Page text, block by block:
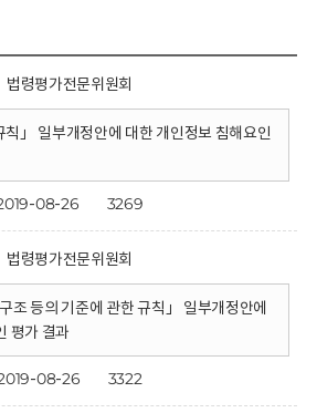
법령평가전문위원회
칙」 일부개정안에 대한 개인정보 침해요인
08-26 3269
법령평가전문위원회
조 등의 기준에 관한 규칙」 일부개정안에
평가 결과
08-26 3322